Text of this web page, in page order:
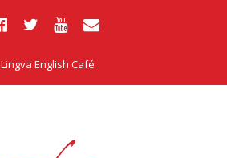
Lingva English Café